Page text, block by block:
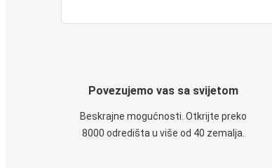
Povezujemo vas sa svijetom
Beskrajne mogućnosti. Otkrijte preko
8000 odredišta u više od 40 zemalja.